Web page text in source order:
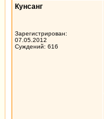
Кунсанг
Зарегистрирован:
07.05.2012
Суждений: 616